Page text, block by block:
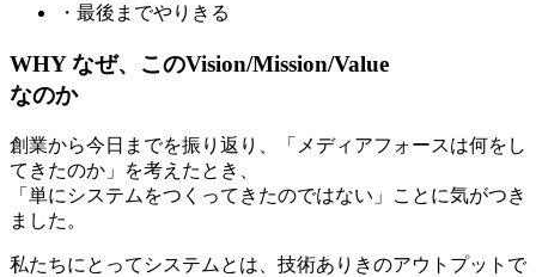
・最後までやりきる
WHYなぜ、このVision/Mission/Value
なのか
創業から今日までを振り返り、「メディアフォースは何をし
てきたのか」を考えたとき、
「単にシステムをつくってきたのではない」ことに気がつき
ました。
私たちにとってシステムとは、技術ありきのアウトプットで